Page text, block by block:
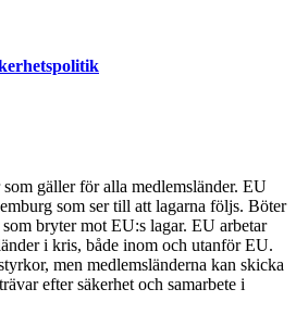
gäller för alla medlemsländer. EU
som ser till att lagarna följs. Böter
bryter mot EU:s lagar. EU arbetar
i kris, både inom och utanför EU.
men medlemsländerna kan skicka
efter säkerhet och samarbete i